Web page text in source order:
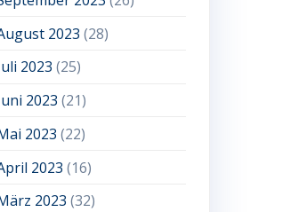
2023 (28)
2023 (25)
2023 (21)
2023 (22)
2023 (16)
2023 (32)